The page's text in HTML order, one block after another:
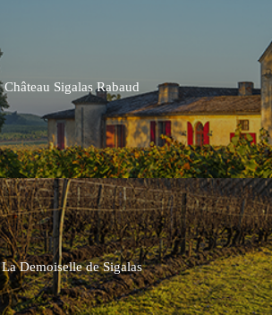
Château Sigalas Rabaud
La Demoiselle de Sigalas